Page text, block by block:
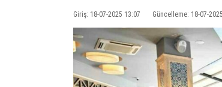
Giriş: 18-07-2025 13:07 Güncelleme: 18-07-